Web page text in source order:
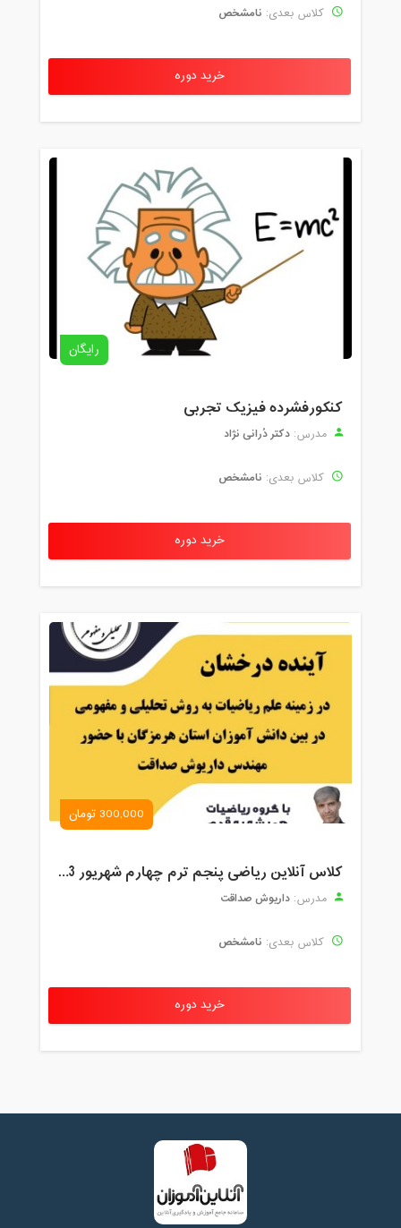
کلاس بعدی: نامشخص
خرید دوره
رایگان
کنکورفشرده فیزیک تجربی
مدرس: دکتر دُرانی نژاد
کلاس بعدی: نامشخص
خرید دوره
300,000 تومان
کلاس آنلاین ریاضی پنجم ترم چهارم شهریور 1403
مدرس: داریوش صداقت
کلاس بعدی: نامشخص
خرید دوره